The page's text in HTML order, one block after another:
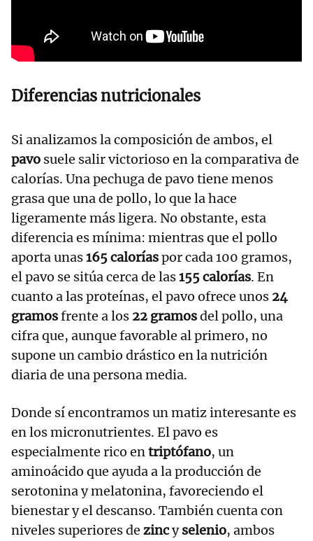
Diferencias nutricionales
Si analizamos la composición de ambos, el
pavo suele salir victorioso en la comparativa de
calorías. Una pechuga de pavo tiene menos
grasa que una de pollo, lo que la hace
ligeramente más ligera. No obstante, esta
diferencia es mínima: mientras que el pollo
aporta unas165 caloríaspor cada 100 gramos,
el pavo se sitúa cerca de las155 calorías. En
cuanto a las proteínas, el pavo ofrece unos 24
gramosfrente a los 22 gramosdel pollo, una
cifra que, aunque favorable al primero, no
supone un cambio drástico en la nutrición
diaria de una persona media.
Donde sí encontramos un matiz interesante es
en los micronutrientes. El pavo es
especialmente rico entriptófano, un
aminoácido que ayuda a la producción de
serotonina y melatonina, favoreciendo el
bienestar y el descanso. También cuenta con
niveles superiores de zincyselenio, ambos